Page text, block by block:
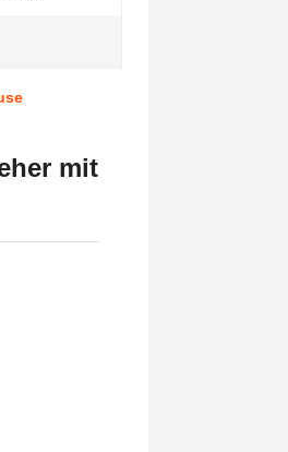
mit